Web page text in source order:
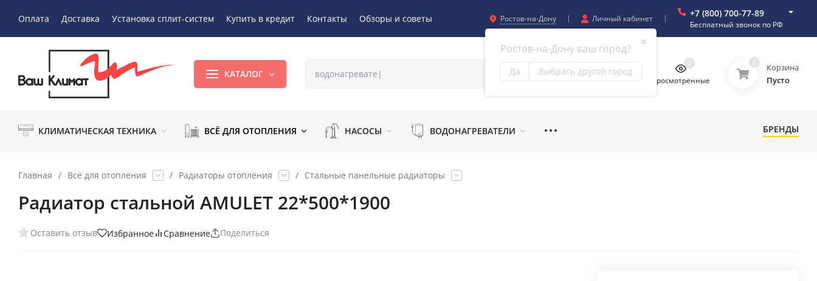
Оплата Доставка Установка сплит-систем Купить в кредит Контакты Обзоры и советы Ростов-на-Дону
✖
Ростов-на-Дону ваш город?
Да Выбрать другой город
Личный кабинет +7 (800) 700-77-89
Бесплатный звонок по РФ
КАТАЛОГ
Просмотренные
0 0
Корзина
Пусто
КЛИМАТИЧЕСКАЯ ТЕХНИКА ВСЁ ДЛЯ ОТОПЛЕНИЯ НАСОСЫ ВОДОНАГРЕВАТЕЛИ БРЕНДЫ
Главная / Всё для отопления / Радиаторы отопления / Стальные панельные радиаторы
Радиатор стальной AMULET 22*500*1900
Оставить отзыв Избранное Сравнение Поделиться